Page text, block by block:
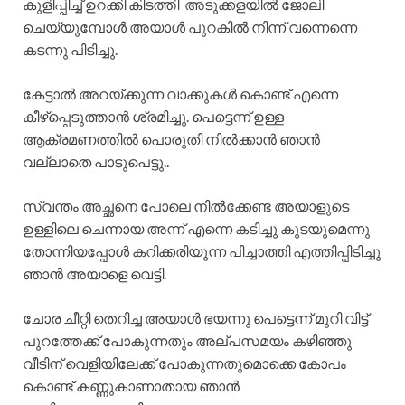
കുളിപ്പിച്ച് ഉറക്കി കിടത്തി അടുക്കളയിൽ ജോലി
ചെയ്യുമ്പോൾ അയാൾ പുറകിൽ നിന്ന് വന്നെന്നെ
കടന്നു പിടിച്ചു.
കേട്ടാൽ അറയ്ക്കുന്ന വാക്കുകൾ കൊണ്ട് എന്നെ
കീഴ്‌പ്പെടുത്താൻ ശ്രമിച്ചു. പെട്ടെന്ന് ഉള്ള
ആക്രമണത്തിൽ പൊരുതി നിൽക്കാൻ ഞാൻ
വല്ലാതെ പാടുപെട്ടു..
സ്വന്തം അച്ഛനെ പോലെ നിൽക്കേണ്ട അയാളുടെ
ഉള്ളിലെ ചെന്നായ അന്ന് എന്നെ കടിച്ചു കുടയുമെന്നു
തോന്നിയപ്പോൾ കറിക്കരിയുന്ന പിച്ചാത്തി എത്തിപ്പിടിച്ചു
ഞാൻ അയാളെ വെട്ടി.
ചോര ചീറ്റി തെറിച്ച അയാൾ ഭയന്നു പെട്ടെന്ന് മുറി വിട്ട്
പുറത്തേക്ക് പോകുന്നതും അല്പസമയം കഴിഞ്ഞു
വീടിന് വെളിയിലേക്ക് പോകുന്നതുമൊക്കെ കോപം
കൊണ്ട് കണ്ണുകാണാതായ ഞാൻ